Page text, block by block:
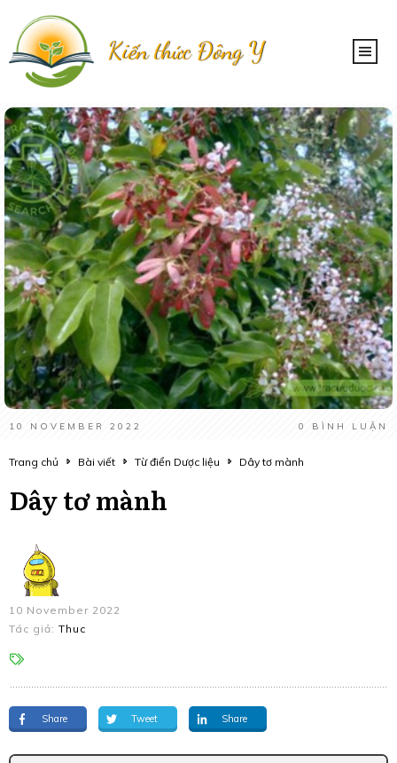
Kiến thức Đông Y
10 NOVEMBER 2022 0 BÌNH LUẬN
Trang chủ Bài viết Từ điển Dược liệu Dây tơ mành
Dây tơ mành
10 November 2022
Tác giả: Thuc
Share Tweet Share